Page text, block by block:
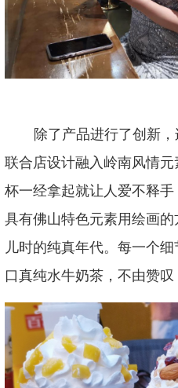
除了产品进行了创新
联合店设计融入岭南风情元
杯一经拿起就让人爱不释
具有佛山特色元素用绘画
儿时的纯真年代。每一个
口真纯水牛奶茶，不由赞叹